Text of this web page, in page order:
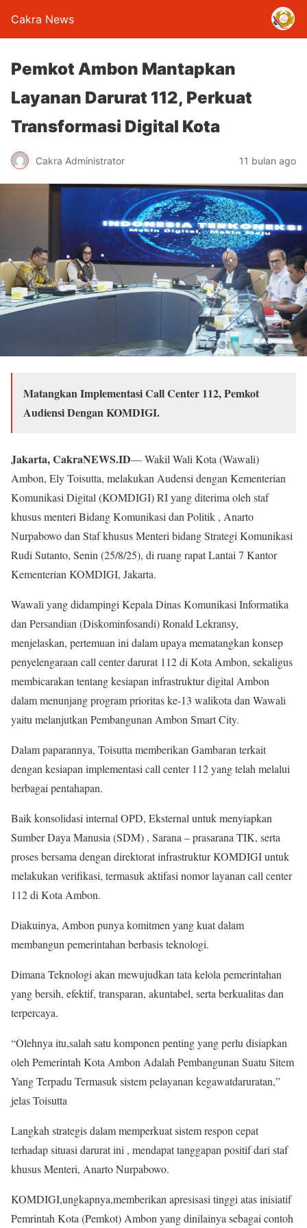
Cakra News
Pemkot Ambon Mantapkan
Layanan Darurat 112, Perkuat
Transformasi Digital Kota
Cakra Administrator 11 bulan ago
Matangkan ImplementasiCall Center 112, Pemkot
Audiensi Dengan KOMDIGI.
Jakarta, CakraNEWS.ID— Wakil Wali Kota (Wawali)
Ambon, Ely Toisutta, melakukan Audensi dengan Kementerian
Komunikasi Digital (KOMDIGI) RI yang diterima oleh staf
khusus menteri Bidang Komunikasi dan Politik , Anarto
Nurpabowo dan Staf khusus Menteri bidang Strategi Komunikasi
Rudi Sutanto, Senin (25/8/25), di ruang rapat Lantai 7 Kantor
Kementerian KOMDIGI, Jakarta.
Wawali yang didampingi Kepala Dinas Komunikasi Informatika
dan Persandian (Diskominfosandi) Ronald Lekransy,
menjelaskan, pertemuan ini dalam upaya mematangkan konsep
penyelengaraan call center darurat 112 di Kota Ambon, sekaligus
membicarakan tentang kesiapan infrastruktur digital Ambon
dalam menunjang program prioritas ke-13 walikota dan Wawali
yaitu melanjutkan Pembangunan Ambon Smart City.
Dalam paparannya, Toisutta memberikan Gambaran terkait
dengan kesiapan implementasi call center 112 yang telah melalui
berbagai pentahapan.
Baik konsolidasi internal OPD, Eksternal untuk menyiapkan
Sumber Daya Manusia (SDM) , Sarana – prasarana TIK, serta
proses bersama dengan direktorat infrastruktur KOMDIGI untuk
melakukan verifikasi, termasuk aktifasi nomor layanan call center
112 di Kota Ambon.
Diakuinya, Ambon punya komitmen yang kuat dalam
membangun pemerintahan berbasis teknologi.
Dimana Teknologi akan mewujudkan tata kelola pemerintahan
yang bersih, efektif, transparan, akuntabel, serta berkualitas dan
terpercaya.
“Olehnya itu,salah satu komponen penting yang perlu disiapkan
oleh Pemerintah Kota Ambon Adalah Pembangunan Suatu Sitem
Yang Terpadu Termasuk sistem pelayanan kegawatdaruratan,”
jelas Toisutta
Langkah strategis dalam memperkuat sistem respon cepat
terhadap situasi darurat ini , mendapat tanggapan positif dari staf
khusus Menteri, Anarto Nurpabowo.
KOMDIGI,ungkapnya,memberikan apresisasi tinggi atas inisiatif
Pemrintah Kota (Pemkot) Ambon yang dinilainya sebagai contoh